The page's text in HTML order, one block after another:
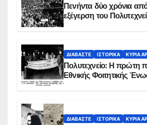
Πενήντα δύο χρόνια
εξέγερση του
ΔΙΑΒΆΣΤΕ ΙΣΤΟΡΙΚΆ ΚΥΡΙΑ
Πολυτεχνείο: Η πρώτη
Εθνικής Φοιτητικής
ΔΙΑΒΆΣΤΕ ΙΣΤΟΡΙΚΆ ΚΥΡΙΑ